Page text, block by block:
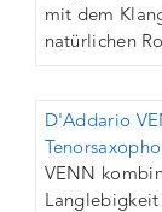
mit dem
natürlichen
D'Addario
VENN
Langlebigkeit